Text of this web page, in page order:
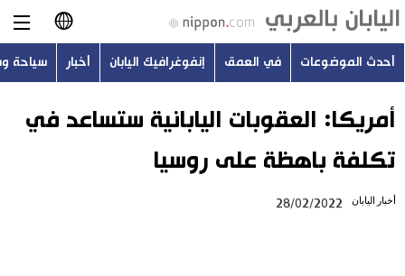
日本語
English
أحدث الموضوعات
أحدث الموضوعات في العمق إنفوغرافيك اليابان أخبار سياحة
أمريكا: العقوبات اليابانية ستساعد في
تكلفة باهظة على روسيا
أخبار اليابان 28/02/2022